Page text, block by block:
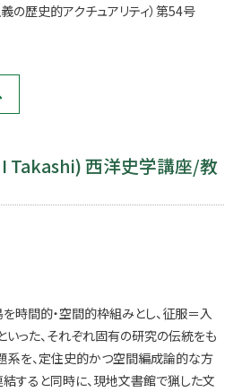
の歴史的アクチュアリティ）第54号
西洋史学講座/教
時間的・空間的枠組みとし、征服＝入
いった、それぞれ固有の研究の伝統をも
系を、定住史的かつ空間編成論的な方
すると同時に、現地文書館で猟した文